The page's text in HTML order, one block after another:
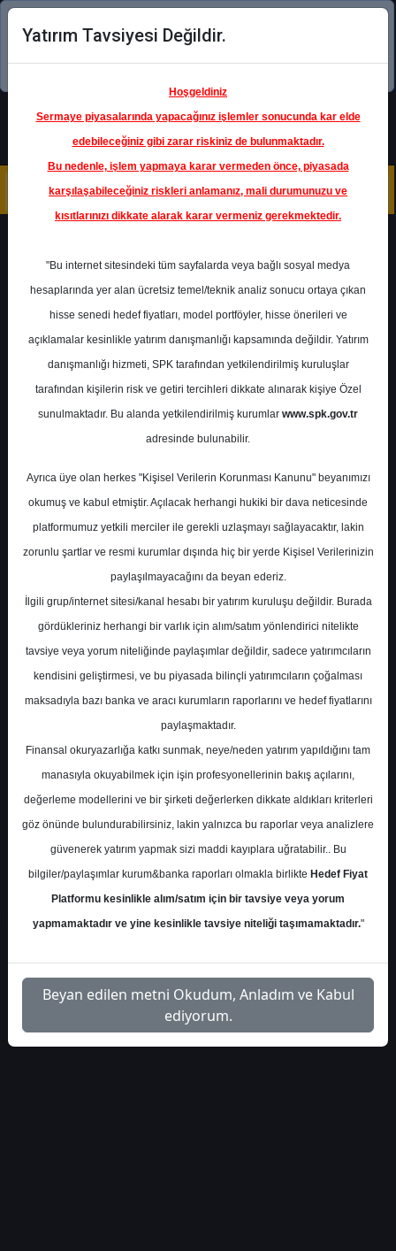
Şimdi uygulamayı indirin!
Ana Sayfa Raporlar
Deniz Yatırım
Rapor Detay
Şirket Haberleri
Deniz Yatırım 04 Nisan 2025
1
deniz-yatirim-sirket-
haberleri-223307
İlgili
Dosyayı İndir
Yatırım Tavsiyesi Değildir.
Hoşgeldiniz
Sermaye piyasalarında yapacağınız işlemler sonucunda kar elde
edebileceğiniz gibi zarar riskiniz de bulunmaktadır.
Bu nedenle, işlem yapmaya karar vermeden önce, piyasada
karşılaşabileceğiniz riskleri anlamanız, mali durumunuzu ve
kısıtlarınızı dikkate alarak karar vermeniz gerekmektedir.
"Bu internet sitesindeki tüm sayfalarda veya bağlı sosyal medya
hesaplarında yer alan ücretsiz temel/teknik analiz sonucu ortaya çıkan
hisse senedi hedef fiyatları, model portföyler, hisse önerileri ve
açıklamalar kesinlikle yatırım danışmanlığı kapsamında değildir. Yatırım
danışmanlığı hizmeti, SPK tarafından yetkilendirilmiş kuruluşlar
tarafından kişilerin risk ve getiri tercihleri dikkate alınarak kişiye Özel
sunulmaktadır. Bu alanda yetkilendirilmiş kurumlar www.spk.gov.tr
adresinde bulunabilir.
Ayrıca üye olan herkes "Kişisel Verilerin Korunması Kanunu" beyanımızı
okumuş ve kabul etmiştir. Açılacak herhangi hukiki bir dava neticesinde
platformumuz yetkili merciler ile gerekli uzlaşmayı sağlayacaktır, lakin
zorunlu şartlar ve resmi kurumlar dışında hiç bir yerde Kişisel Verilerinizin
paylaşılmayacağını da beyan ederiz.
İlgili grup/internet sitesi/kanal hesabı bir yatırım kuruluşu değildir. Burada
gördükleriniz herhangi bir varlık için alım/satım yönlendirici nitelikte
tavsiye veya yorum niteliğinde paylaşımlar değildir, sadece yatırımcıların
kendisini geliştirmesi, ve bu piyasada bilinçli yatırımcıların çoğalması
maksadıyla bazı banka ve aracı kurumların raporlarını ve hedef fiyatlarını
paylaşmaktadır.
Finansal okuryazarlığa katkı sunmak, neye/neden yatırım yapıldığını tam
manasıyla okuyabilmek için işin profesyonellerinin bakış açılarını,
değerleme modellerini ve bir şirketi değerlerken dikkate aldıkları kriterleri
göz önünde bulundurabilirsiniz, lakin yalnızca bu raporlar veya analizlere
güvenerek yatırım yapmak sizi maddi kayıplara uğratabilir.. Bu
bilgiler/paylaşımlar kurum&banka raporları olmakla birlikte Hedef Fiyat
Platformu kesinlikle alım/satım için bir tavsiye veya yorum
yapmamaktadır ve yine kesinlikle tavsiye niteliği taşımamaktadır."
Beyan edilen metni Okudum, Anladım ve Kabul
ediyorum.